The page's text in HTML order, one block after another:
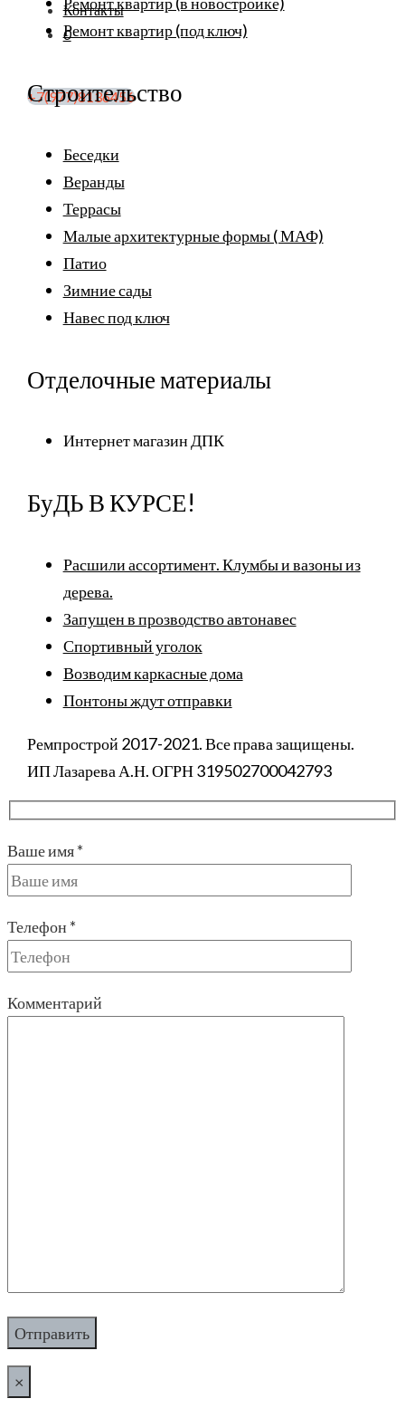
Контакты
0
+7(977)8136456
Ремонт квартир (под ключ)
Строительство
Беседки
Веранды
Террасы
Малые архитектурные формы ( МАФ)
Патио
Зимние сады
Навес под ключ
Отделочные материалы
Интернет магазин ДПК
БуДЬ В КУРСЕ!
Расшили ассортимент. Клумбы и вазоны из
дерева.
Запущен в прозводство автонавес
Спортивный уголок
Возводим каркасные дома
Понтоны ждут отправки
Ремпрострой 2017-2021. Все права защищены.
ИП Лазарева А.Н. ОГРН 319502700042793
Ваше имя *
Телефон *
Комментарий
×